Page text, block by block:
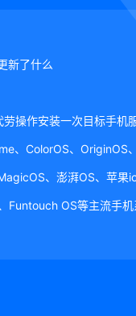
新了什么
操作安装一次目标手机
、ColorOS、OriginOS
、澎湃OS、苹果
Funtouch OS等主流手机